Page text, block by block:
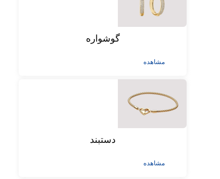
گوشواره
مشاهده
دستبند
مشاهده